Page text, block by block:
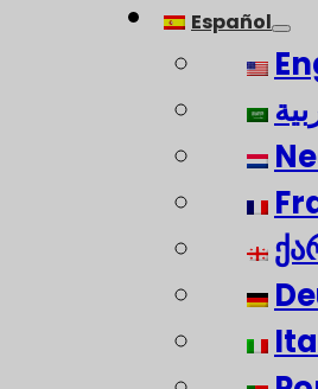
Español